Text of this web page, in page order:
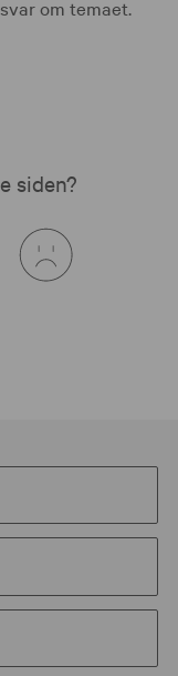
om temaet.
siden?